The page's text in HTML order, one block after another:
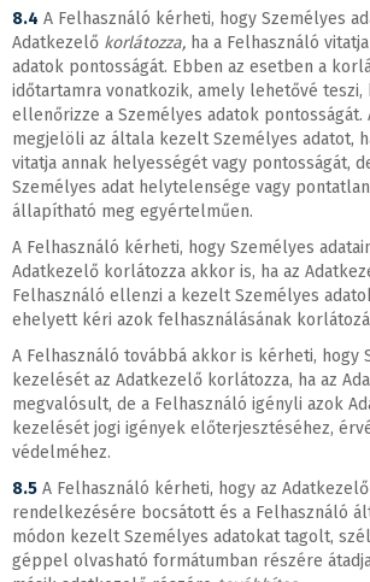
8.4 A Felhasználó kérheti, hogy Személyes
Adatkezelő korlátozza, ha a Felhasználó
adatok pontosságát. Ebben az esetben a
időtartamra vonatkozik, amely lehetővé teszi,
ellenőrizze a Személyes adatok pontosságát.
megjelöli az általa kezelt Személyes adatot,
vitatja annak helyességét vagy pontosságát,
Személyes adat helytelensége vagy
állapítható meg egyértelműen.
A Felhasználó kérheti, hogy Személyes
Adatkezelő korlátozza akkor is, ha az
Felhasználó ellenzi a kezelt Személyes
ehelyett kéri azok felhasználásának
A Felhasználó továbbá akkor is kérheti, hogy
kezelését az Adatkezelő korlátozza, ha az
megvalósult, de a Felhasználó igényli azok
kezelését jogi igények előterjesztéséhez,
védelméhez.
8.5 A Felhasználó kérheti, hogy az
rendelkezésére bocsátott és a Felhasználó
módon kezelt Személyes adatokat tagolt,
géppel olvasható formátumban részére